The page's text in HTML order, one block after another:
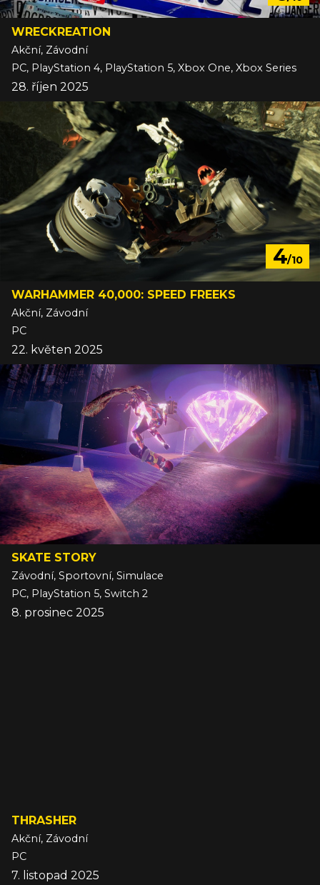
WRECKREATION
Akční, Závodní
PC, PlayStation 4, PlayStation 5, Xbox One, Xbox Series
28. říjen 2025
4/10
WARHAMMER 40,000: SPEED FREEKS
Akční, Závodní
PC
22. květen 2025
SKATE STORY
Závodní, Sportovní, Simulace
PC, PlayStation 5, Switch 2
8. prosinec 2025
THRASHER
Akční, Závodní
PC
7. listopad 2025